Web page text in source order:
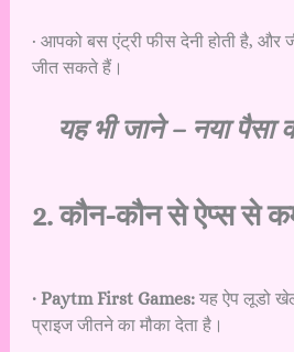
· आपको बस एंट्री फीस देनी होती है,
जीत सकते हैं।
यह भी जाने – नया पैसा
2. कौन-कौन से ऐप्स से
· Paytm First Games: यह ऐप लूडो
प्राइज जीतने का मौका देता है।